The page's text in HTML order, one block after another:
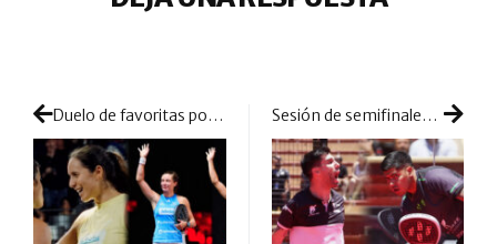
Duelo de favoritas por el título: final en la cumbre en Burdeos Sesión de semifinales totalmente opuestas: Ramos y Torre resurgen para medirse a ‘los Mágicos’